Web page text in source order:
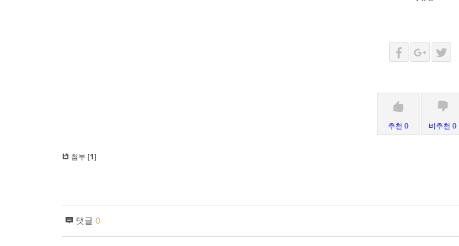
추천 0 비추천 0
첨부 [1]
댓글 0